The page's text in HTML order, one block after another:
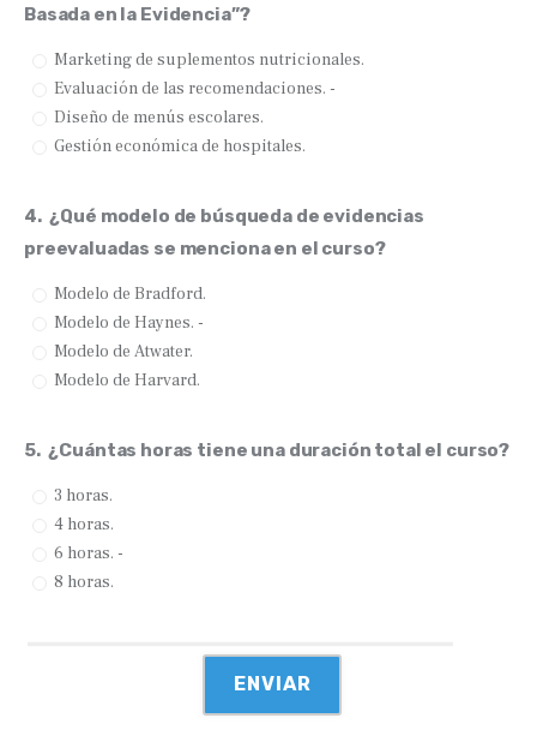
Basada en la Evidencia”?
Marketing de suplementos nutricionales.
Evaluación de las recomendaciones. -
Diseño de menús escolares.
Gestión económica de hospitales.
4. ¿Qué modelo de búsqueda de evidencias
preevaluadas se menciona en el curso?
Modelo de Bradford.
Modelo de Haynes. -
Modelo de Atwater.
Modelo de Harvard.
5. ¿Cuántas horas tiene una duración total el curso?
3 horas.
4 horas.
6 horas. -
8 horas.